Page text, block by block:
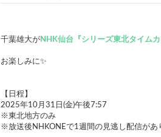
千葉雄大がNHK仙台『シリーズ東北タイム
お楽しみに✨
【日程】
2025年10月31日(金)午後7:57
※東北地方のみ
※放送後NHKONEで1週間の見逃し配信があ